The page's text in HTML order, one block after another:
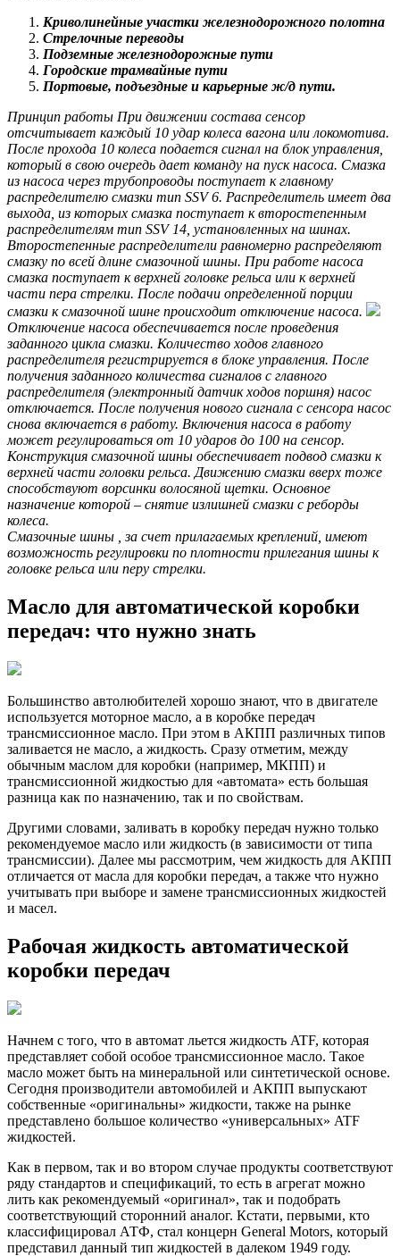
Криволинейные участки железнодорожного полотна
Стрелочные переводы
Подземные железнодорожные пути
Городские трамвайные пути
Портовые, подъездные и карьерные ж/д пути.
Принцип работы При движении состава сенсор
отсчитывает каждый 10 удар колеса вагона или локомотива.
После прохода 10 колеса подается сигнал на блок управления,
который в свою очередь дает команду на пуск насоса. Смазка
из насоса через трубопроводы поступает к главному
распределителю смазки тип SSV 6. Распределитель имеет два
выхода, из которых смазка поступает к второстепенным
распределителям тип SSV 14, установленных на шинах.
Второстепенные распределители равномерно распределяют
смазку по всей длине смазочной шины. При работе насоса
смазка поступает к верхней головке рельса или к верхней
части пера стрелки. После подачи определенной порции
смазки к смазочной шине происходит отключение насоса.
Отключение насоса обеспечивается после проведения
заданного цикла смазки. Количество ходов главного
распределителя регистрируется в блоке управления. После
получения заданного количества сигналов с главного
распределителя (электронный датчик ходов поршня) насос
отключается. После получения нового сигнала с сенсора насос
снова включается в работу. Включения насоса в работу
может регулироваться от 10 ударов до 100 на сенсор.
Конструкция смазочной шины обеспечивает подвод смазки к
верхней части головки рельса. Движению смазки вверх тоже
способствуют ворсинки волосяной щетки. Основное
назначение которой – снятие излишней смазки с реборды
колеса.
Смазочные шины , за счет прилагаемых креплений, имеют
возможность регулировки по плотности прилегания шины к
головке рельса или перу стрелки.
Масло для автоматической коробки
передач: что нужно знать
Большинство автолюбителей хорошо знают, что в двигателе
используется моторное масло, а в коробке передач
трансмиссионное масло. При этом в АКПП различных типов
заливается не масло, а жидкость. Сразу отметим, между
обычным маслом для коробки (например, МКПП) и
трансмиссионной жидкостью для «автомата» есть большая
разница как по назначению, так и по свойствам.
Другими словами, заливать в коробку передач нужно только
рекомендуемое масло или жидкость (в зависимости от типа
трансмиссии). Далее мы рассмотрим, чем жидкость для АКПП
отличается от масла для коробки передач, а также что нужно
учитывать при выборе и замене трансмиссионных жидкостей
и масел.
Рабочая жидкость автоматической
коробки передач
Начнем с того, что в автомат льется жидкость ATF, которая
представляет собой особое трансмиссионное масло. Такое
масло может быть на минеральной или синтетической основе.
Сегодня производители автомобилей и АКПП выпускают
собственные «оригинальны» жидкости, также на рынке
представлено большое количество «универсальных» ATF
жидкостей.
Как в первом, так и во втором случае продукты соответствуют
ряду стандартов и спецификаций, то есть в агрегат можно
лить как рекомендуемый «оригинал», так и подобрать
соответствующий сторонний аналог. Кстати, первыми, кто
классифицировал АТФ, стал концерн General Motors, который
представил данный тип жидкостей в далеком 1949 году.